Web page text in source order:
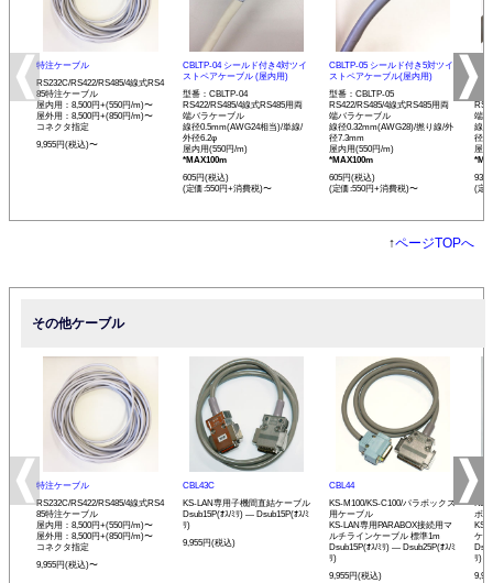
特注ケーブル
RS232C/RS422/RS485/4線式RS4
85特注ケーブル
屋内用：8,500円+(550円/m)〜
屋外用：8,500円+(850円/m)〜
コネクタ指定
9,955円(税込)〜
CBLTP-04 シールド付き4対ツイ
ストペアケーブル (屋内用)
型番：CBLTP-04
RS422/RS485/4線式RS485用両
端バラケーブル
線径0.5mm(AWG24相当)/単線/
外径6.2φ
屋内用(550円/m)
*MAX100m
605円(税込)
(定価:550円+消費税)〜
CBLTP-05 シールド付き5対ツイ
ストペアケーブル(屋内用)
型番：CBLTP-05
RS422/RS485/4線式RS485用両
端バラケーブル
線径0.32mm(AWG28)/撚り線/外
径7.3mm
屋内用(550円/m)
*MAX100m
605円(税込)
(定価:550円+消費税)〜
イ
端
線
径
屋
935
(定
↑ページTOPへ
その他ケーブル
特注ケーブル
RS232C/RS422/RS485/4線式RS4
85特注ケーブル
屋内用：8,500円+(550円/m)〜
屋外用：8,500円+(850円/m)〜
コネクタ指定
9,955円(税込)〜
CBL43C
KS-LAN専用子機間直結ケーブル
Dsub15P(ｵｽ/ﾐﾘ) ― Dsub15P(ｵｽ/ﾐ
ﾘ)
9,955円(税込)
CBL44
KS-M100/KS-C100/パラボックス
用ケーブル
KS-LAN専用PARABOX接続用マ
ルチラインケーブル 標準1m
Dsub15P(ｵｽ/ﾐﾘ) ― Dsub25P(ｵｽ/ﾐ
ﾘ)
9,955円(税込)
KS-
ボ
KS-
ケ
ﾘ)